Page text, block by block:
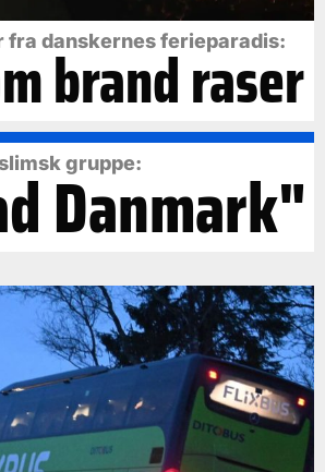
danskernes ferieparadis:
brand raser
gruppe:
Danmark"